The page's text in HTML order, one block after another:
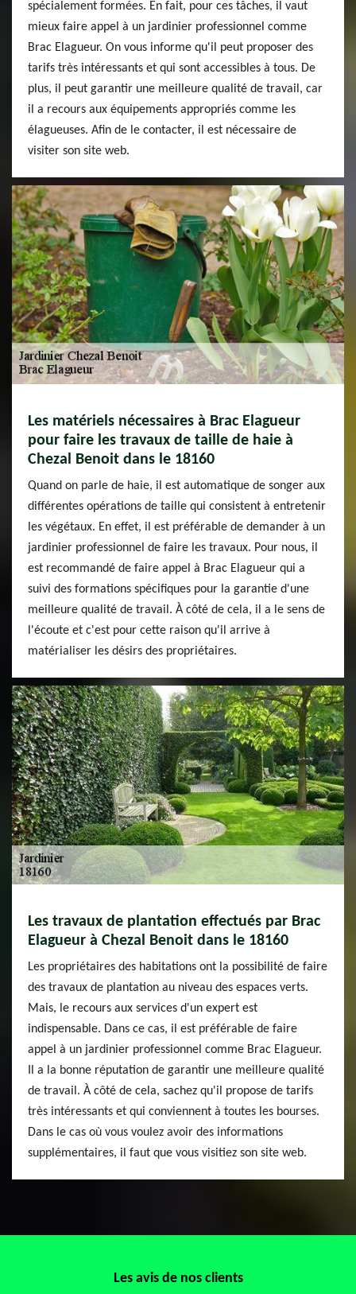
spécialement formées. En fait, pour ces tâches, il vaut
mieux faire appel à un jardinier professionnel comme
Brac Elagueur. On vous informe qu'il peut proposer des
tarifs très intéressants et qui sont accessibles à tous. De
plus, il peut garantir une meilleure qualité de travail, car
il a recours aux équipements appropriés comme les
élagueuses. Afin de le contacter, il est nécessaire de
visiter son site web.
Les matériels nécessaires à Brac Elagueur
pour faire les travaux de taille de haie à
Chezal Benoit dans le 18160
Quand on parle de haie, il est automatique de songer aux
différentes opérations de taille qui consistent à entretenir
les végétaux. En effet, il est préférable de demander à un
jardinier professionnel de faire les travaux. Pour nous, il
est recommandé de faire appel à Brac Elagueur qui a
suivi des formations spécifiques pour la garantie d'une
meilleure qualité de travail. À côté de cela, il a le sens de
l'écoute et c'est pour cette raison qu'il arrive à
matérialiser les désirs des propriétaires.
Les travaux de plantation effectués par Brac
Elagueur à Chezal Benoit dans le 18160
Les propriétaires des habitations ont la possibilité de faire
des travaux de plantation au niveau des espaces verts.
Mais, le recours aux services d'un expert est
indispensable. Dans ce cas, il est préférable de faire
appel à un jardinier professionnel comme Brac Elagueur.
Il a la bonne réputation de garantir une meilleure qualité
de travail. À côté de cela, sachez qu'il propose de tarifs
très intéressants et qui conviennent à toutes les bourses.
Dans le cas où vous voulez avoir des informations
supplémentaires, il faut que vous visitiez son site web.
Les avis de nos clients